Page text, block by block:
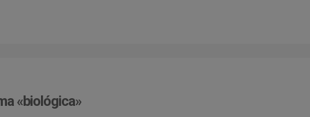
«biológica»